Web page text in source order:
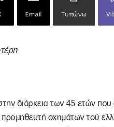
Email Τυπώνω
διάρκεια των 45 ετών που
προμηθευτή οχημάτων τού